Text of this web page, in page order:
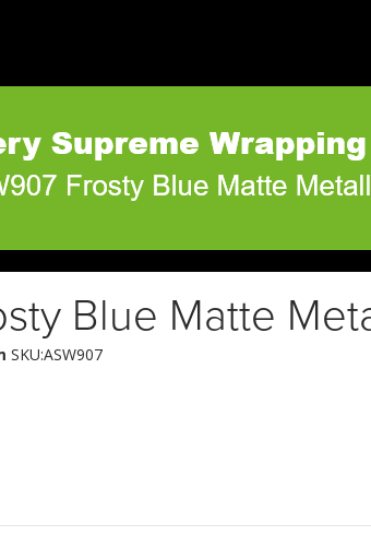
Blue Matte
SKU:ASW907